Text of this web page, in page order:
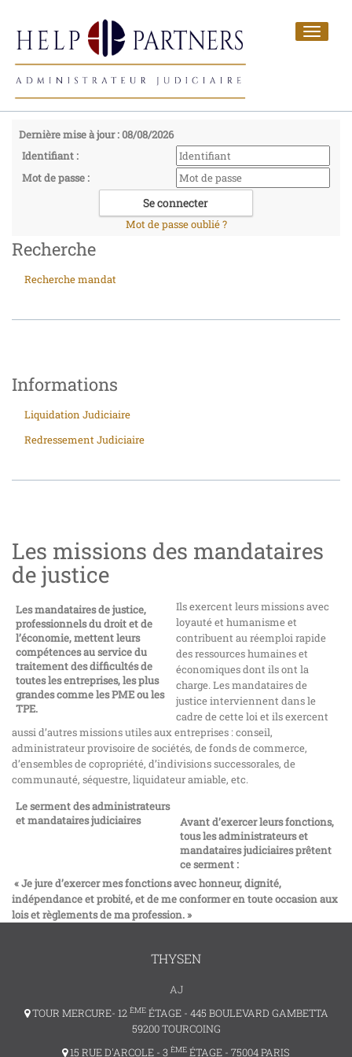
Toggle
Dernière mise à jour : 08/08/2026
Identifiant :
Mot de passe :
Mot de passe oublié ?
Recherche
Recherche mandat
Informations
Liquidation Judiciaire
Redressement Judiciaire
Les missions des mandataires
de justice
Les mandataires de justice,
professionnels du droit et de
l’économie, mettent leurs
compétences au service du
traitement des difficultés de
toutes les entreprises, les plus
grandes comme les PME ou les
TPE.
Ils exercent leurs missions avec
loyauté et humanisme et
contribuent au réemploi rapide
des ressources humaines et
économiques dont ils ont la
charge. Les mandataires de
justice interviennent dans le
cadre de cette loi et ils exercent
aussi d’autres missions utiles aux entreprises : conseil,
administrateur provisoire de sociétés, de fonds de commerce,
d’ensembles de copropriété, d’indivisions successorales, de
communauté, séquestre, liquidateur amiable, etc.
Le serment des administrateurs
et mandataires judiciaires
Avant d’exercer leurs fonctions,
tous les administrateurs et
mandataires judiciaires prêtent
ce serment :
« Je jure d’exercer mes fonctions avec honneur, dignité,
indépendance et probité, et de me conformer en toute occasion aux
lois et règlements de ma profession. »
THYSEN
AJ
TOUR MERCURE- 12 ÈMEÉTAGE - 445 BOULEVARD GAMBETTA
59200 TOURCOING
15 RUE D'ARCOLE - 3 ÈME ÉTAGE - 75004 PARIS